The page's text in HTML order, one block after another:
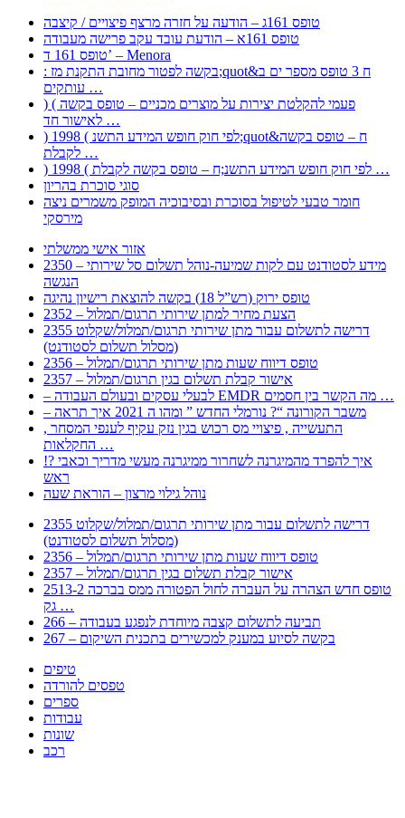
טופס 161ג – הודעה על חזרה מרצף פיצויים / קיצבה
טופס 161א – הודעת עובד עקב פרישה מעבודה
טופס 161 ד’ – Menora
: בקשה לפטור מחובת התקנת מז;quot&ח 3 טופס מספר ים ב
עותקים …
) ( פעמי להקלטת יצירות על מוצרים מכניים – טופס בקשה
לאישור חד …
) 1998 ( לפי חוק חופש המידע התשנ;quot&ח – טופס בקשה
לקבלת …
) 1998 ( לפי חוק חופש המידע התשנ;ח – טופס בקשה לקבלת …
סוגי סוכרת בהריון
חומר טבעי לטיפול בסוכרת ובסיבוכיה המופק משמרים ניצה
מירסקי
אזור אישי ממשלתי
2350 – מידע לסטודנט עם לקות שמיעה-נוהל תשלום סל שירותי
הנגשה
טופס ירוק (רש”ל 18) בקשה להוצאת רישיון נהיגה
2352 – הצעת מחיר למתן שירותי תרגום/תמלול
2355 דרישה לתשלום עבור מתן שירותי תרגום/תמלול/שקלוט
(מסלול תשלום לסטודנט)
2356 – טופס דיווח שעות מתן שירותי תרגום/תמלול
2357 – אישור קבלת תשלום בגין תרגום/תמלול
– לבעלי עסקים ובעולם העבודה EMDR מה הקשר בין חסמים …
– משבר הקורונה “? נורמלי החדש ” ומהו ה 2021 איך תראה
, התעשייה , פיצויי מס רכוש בגין נזק עקיף לענפי המסחר
החקלאות …
!? איך להפרד מהמיגרנה לשחרור ממיגרנה מעשי מדריך וכאבי
ראש
נוהל גילוי מרצון – הוראת שעה
2355 דרישה לתשלום עבור מתן שירותי תרגום/תמלול/שקלוט
(מסלול תשלום לסטודנט)
2356 – טופס דיווח שעות מתן שירותי תרגום/תמלול
2357 – אישור קבלת תשלום בגין תרגום/תמלול
2513-2 טופס חדש הצהרה על העברה לחול הפטורה ממס בברכה
גק …
266 – תביעה לתשלום קצבה מיוחדת לנפגע בעבודה
267 – בקשה לסיוע במענק למכשירים בתכנית השיקום
טיפים
טפסים להורדה
ספרים
עבודות
שונות
רכב